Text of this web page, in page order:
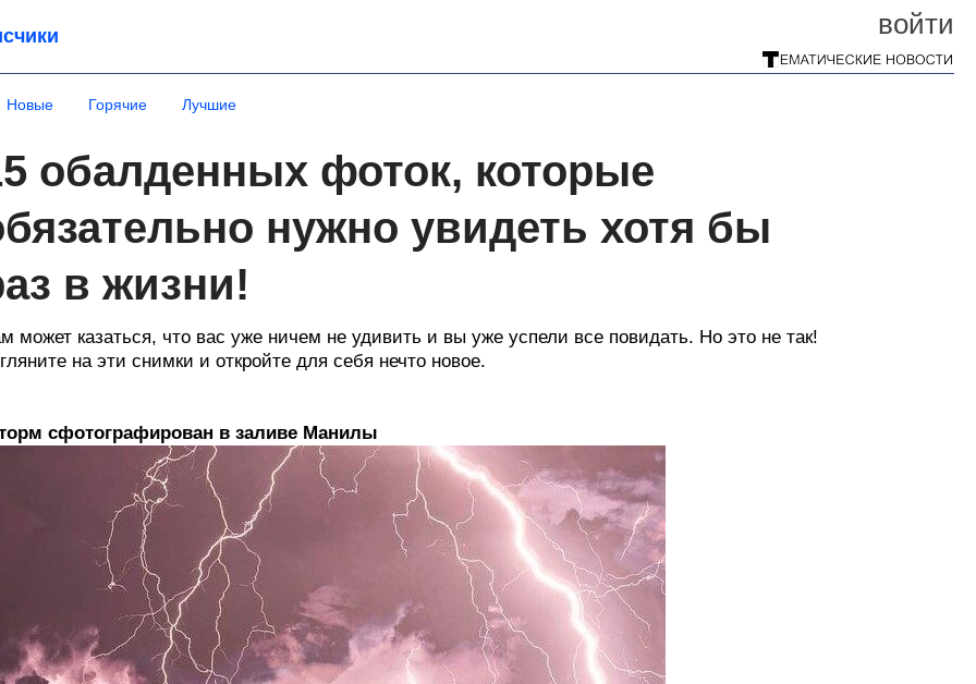
войти
Новые Горячие Лучшие
обалденных фоток, которые
нужно увидеть хотя бы
в жизни!
может казаться, что вас уже ничем не удивить и вы уже успели все повидать. Но это не так!
на эти снимки и откройте для себя нечто новое.
сфотографирован в заливе Манилы